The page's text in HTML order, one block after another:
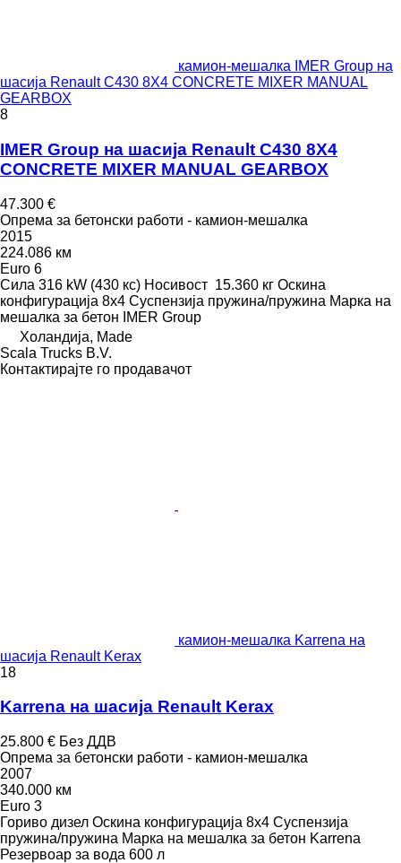
камион-мешалка IMER Group на
шасија Renault C430 8X4 CONCRETE MIXER MANUAL
GEARBOX
8
IMER Group на шасија Renault C430 8X4
CONCRETE MIXER MANUAL GEARBOX
47.300 €
Опрема за бетонски работи - камион-мешалка
2015
224.086 км
Euro 6
Сила 316 kW (430 кс) Носивост 15.360 кг Оскина
конфигурација 8x4 Суспензија пружина/пружина Марка на
мешалка за бетон
IMER Group
Холандија, Made
Scala Trucks B.V.
Контактирајте го продавачот
камион-мешалка Karrena на
шасија Renault Kerax
18
Karrena на шасија Renault Kerax
25.800 € Без ДДВ
Опрема за бетонски работи - камион-мешалка
2007
340.000 км
Euro 3
Гориво дизел Оскина конфигурација 8x4 Суспензија
пружина/пружина Марка на мешалка за бетон Karrena
Резервоар за вода 600 л